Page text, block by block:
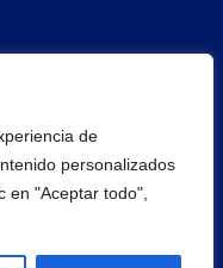
de
personalizados
en "Aceptar todo",